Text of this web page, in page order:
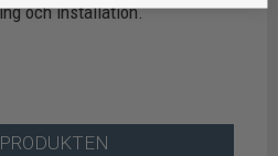
och installation.